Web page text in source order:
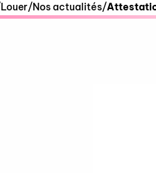
Louer/Nos actualités/